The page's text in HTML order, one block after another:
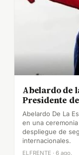
Abelardo de
Presidente
Abelardo De La
en una
despliegue de
internacionales.
ELFRENTE · 6 ago.